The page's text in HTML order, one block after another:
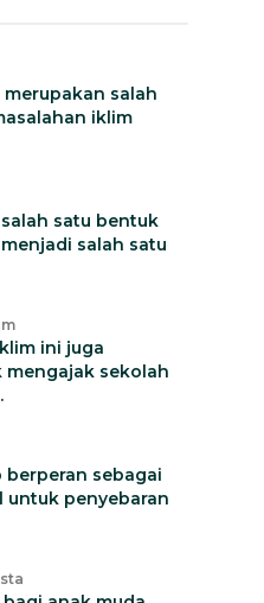
merupakan salah
iklim
satu bentuk
salah satu
ini juga
sekolah
berperan sebagai
untuk penyebaran